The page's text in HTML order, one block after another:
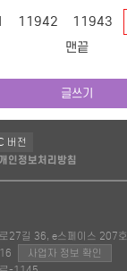
11942 11943
맨끝
글쓰기
버전
개인정보처리방침
27길 36, e스페이스 207호
사업자 정보 확인